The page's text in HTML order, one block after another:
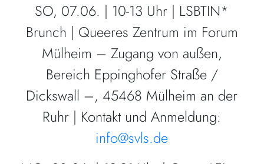
SO, 07.06. | 10-13 Uhr | LSBTIN*
Brunch | Queeres Zentrum im Forum
Mülheim – Zugang von außen,
Bereich Eppinghofer Straße /
Dickswall –, 45468 Mülheim an der
Ruhr | Kontakt und Anmeldung:
info@svls.de